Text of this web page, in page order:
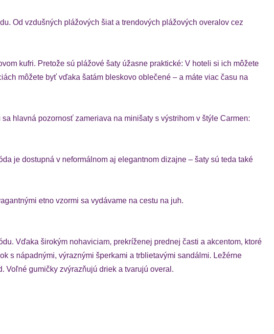
Od vzdušných plážových šiat a trendových plážových overalov cez
kufri. Pretože sú plážové šaty úžasne praktické: V hoteli si ich môžete
môžete byť vďaka šatám bleskovo oblečené – a máte viac času na
hlavná pozornosť zameriava na minišaty s výstrihom v štýle Carmen:
je dostupná v neformálnom aj elegantnom dizajne – šaty sú teda také
etno vzormi sa vydávame na cestu na juh.
Vďaka širokým nohaviciam, prekríženej prednej časti a akcentom, ktoré
s nápadnými, výraznými šperkami a trblietavými sandálmi. Ležérne
Voľné gumičky zvýrazňujú driek a tvarujú overal.